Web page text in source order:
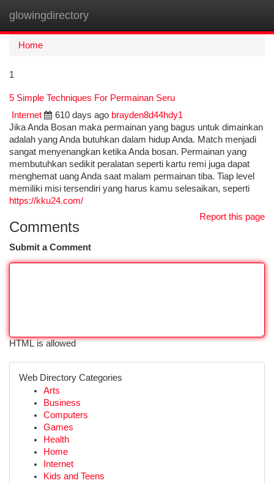
glowingdirectory
Home
1
5 Simple Techniques For Permainan Seru
Internet
610 days ago brayden8d44hdy1
Jika Anda Bosan maka permainan yang bagus untuk dimainkan
adalah yang Anda butuhkan dalam hidup Anda. Match menjadi
sangat menyenangkan ketika Anda bosan. Permainan yang
membutuhkan sedikit peralatan seperti kartu remi juga dapat
menghemat uang Anda saat malam permainan tiba. Tiap level
memiliki misi tersendiri yang harus kamu selesaikan, seperti
https://kku24.com/
Report this page
Comments
Submit a Comment
HTML is allowed
Web Directory Categories
Arts
Business
Computers
Games
Health
Home
Internet
Kids and Teens